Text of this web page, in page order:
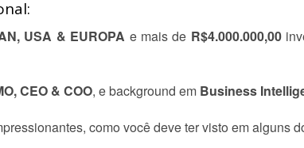
USA & EUROPA e mais de R$4.000.000,00
CEO & COO, e background em Business
como você deve ter visto em alguns